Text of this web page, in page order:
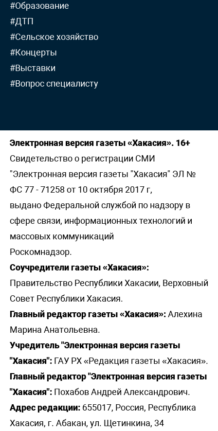
#Образование
#ДТП
#Сельское хозяйство
#Концерты
#Выставки
#Вопрос специалисту
Электронная версия газеты «Хакасия». 16+
Свидетельство о регистрации СМИ
"Электронная версия газеты "Хакасия" ЭЛ №
ФС 77 - 71258 от 10 октября 2017 г,
выдано Федеральной службой по надзору в
сфере связи, информационных технологий и
массовых коммуникаций
Роскомнадзор.
Соучредители газеты «Хакасия»:
Правительство Республики Хакасии, Верховный
Совет Республики Хакасия.
Главный редактор газеты «Хакасия»:Алехина
Марина Анатольевна.
Учредитель "Электронная версия газеты
"Хакасия": ГАУ РХ «Редакция газеты «Хакасия».
Главный редактор "Электронная версия газеты
"Хакасия": Похабов Андрей Александрович.
Адрес редакции: 655017, Россия, Республика
Хакасия, г. Абакан, ул. Щетинкина, 34